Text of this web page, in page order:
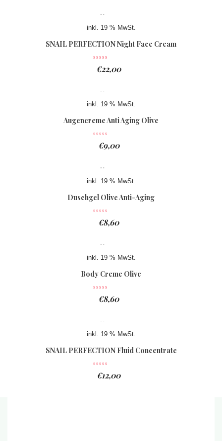
inkl. 19 % MwSt.
SNAIL PERFECTION Night Face Cream
€22,00
inkl. 19 % MwSt.
Augencreme Anti Aging Olive
€9,00
inkl. 19 % MwSt.
Duschgel Olive Anti-Aging
€8,60
inkl. 19 % MwSt.
Body Creme Olive
€8,60
inkl. 19 % MwSt.
SNAIL PERFECTION Fluid Concentrate
€12,00